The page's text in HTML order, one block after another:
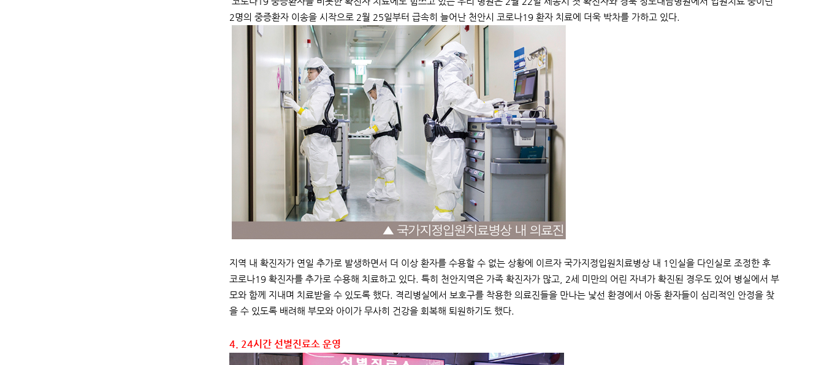
2명의 중증환자 이송을 시작으로 2월 25일부터 급속히 늘어난 천안시 코로나19 환자 치료에 더욱 박차를 가하고 있다.
지역 내 확진자가 연일 추가로 발생하면서 더 이상 환자를 수용할 수 없는 상황에 이르자 국가지정입원치료병상 내 1인실을 다인실로 조정한 후
코로나19 확진자를 추가로 수용해 치료하고 있다. 특히 천안지역은 가족 확진자가 많고, 2세 미만의 어린 자녀가 확진된 경우도 있어 병실에서 부
모와 함께 지내며 치료받을 수 있도록 했다. 격리병실에서 보호구를 착용한 의료진들을 만나는 낯선 환경에서 아동 환자들이 심리적인 안정을 찾
을 수 있도록 배려해 부모와 아이가 무사히 건강을 회복해 퇴원하기도 했다.
4. 24시간 선별진료소 운영